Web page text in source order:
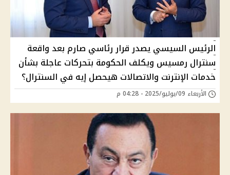
الرئيس السيسي يصدر قرار رئاسي صارم بعد واقعة
سنترال رمسيس ويكلف الحكومة بتحركات عاجلة بشأن
خدمات الإنترنت والاتصالات هيحصل إيه في السنترال؟
الأربعاء 09/يوليو/2025 - 04:28 م